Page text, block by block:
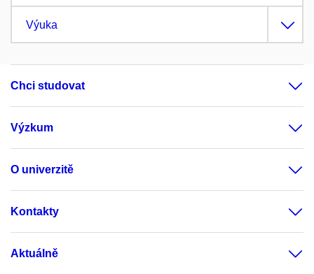
Výuka
Chci studovat
Výzkum
O univerzitě
Kontakty
Aktuálně